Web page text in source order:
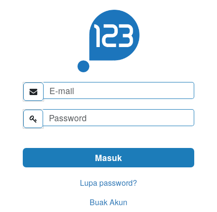


Lupa password?
Buak Akun